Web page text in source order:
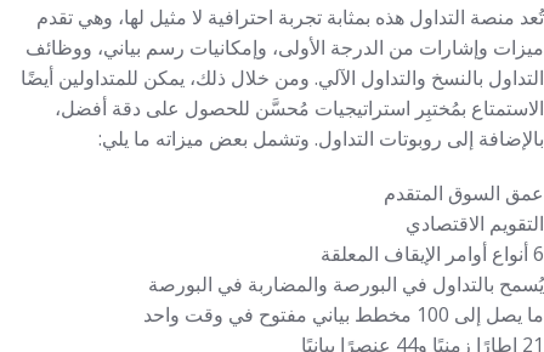
تُعد منصة التداول هذه بمثابة تجربة احترافية لا مثيل لها، وهي تقدم
ميزات وإشارات من الدرجة الأولى، وإمكانيات رسم بياني، ووظائف
التداول بالنسخ والتداول الآلي. ومن خلال ذلك، يمكن للمتداولين أيضًا
الاستمتاع بمُختبِر استراتيجيات مُحسَّن للحصول على دقة أفضل،
بالإضافة إلى روبوتات التداول. وتشمل بعض ميزاته ما يلي:
عمق السوق المتقدم
التقويم الاقتصادي
6 أنواع أوامر الإيقاف المعلقة
يُسمح بالتداول في البورصة والمضاربة في البورصة
ما يصل إلى 100 مخطط بياني مفتوح في وقت واحد
21 إطارًا زمنيًا و44 عنصرًا بيانيًا